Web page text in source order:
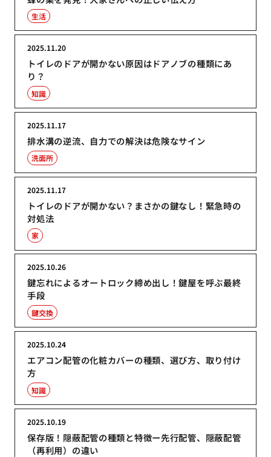
生活
トイレのドアが開かない原因はドアノブの種類にあ
り？
2025.11.20
知識
排水溝の逆流、自力での解決は危険なサイン
2025.11.17
洗面所
トイレのドアが開かない？まさかの鍵なし！緊急時の
対処法
2025.11.17
家
鍵忘れによるオートロック締め出し！鍵屋を呼ぶ最終
手段
2025.10.26
鍵交換
エアコン配管の化粧カバーの種類、選び方、取り付け
方
2025.10.24
知識
保存版！隠蔽配管の種類と特徴ー先行配管、隠蔽配管
（再利用）の違い
2025.10.19